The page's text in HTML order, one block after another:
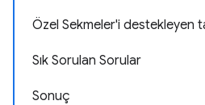
Özel Sekmeler'i destekleyen
Sık Sorulan Sorular
Sonuç